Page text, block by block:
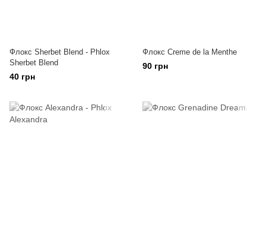
Флокс Sherbet Blend - Phlox
Sherbet Blend
40 грн
Флокс Creme de la Menthe
90 грн